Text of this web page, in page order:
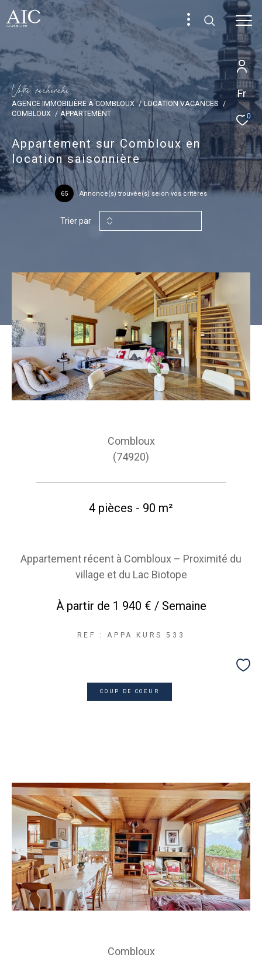
Fr
0
Votre recherche
AGENCE IMMOBILIÈRE À COMBLOUX
LOCATION VACANCES
COMBLOUX
APPARTEMENT
Appartement sur Combloux en
location saisonnière
65 Annonce(s) trouvée(s) selon vos critères
Trier par
Combloux
(74920)
4 pièces - 90 m²
Appartement récent à Combloux – Proximité du
village et du Lac Biotope
À partir de 1 940 € / Semaine
REF : APPA KURS 533
COUP DE COEUR
Combloux